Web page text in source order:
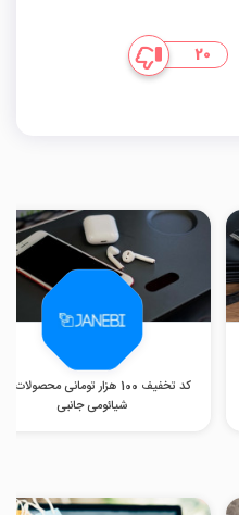
20
کد تخفیف 100 هزار تومانی محصولات
شیائومی جانبی